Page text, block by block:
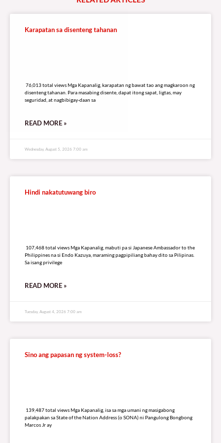
Karapatan sa disenteng tahanan
76,013 total views Mga Kapanalig, karapatan ng bawat tao ang magkaroon ng
disenteng tahanan. Para masabing disente, dapat itong sapat, ligtas, may
seguridad, at nagbibigay-daan sa
READ MORE »
Wednesday, August 5, 2026 7:00 am
Hindi nakatutuwang biro
107,468 total views Mga Kapanalig, mabuti pa si Japanese Ambassador to the
Philippines na si Endo Kazuya, maraming pagpipiliang bahay dito sa Pilipinas.
Sa isang privilege
READ MORE »
Tuesday, August 4, 2026 7:00 am
Sino ang papasan ng system-loss?
139,487 total views Mga Kapanalig, isa sa mga umani ng masigabong
palakpakan sa State of the Nation Address (o SONA) ni Pangulong Bongbong
Marcos Jr ay